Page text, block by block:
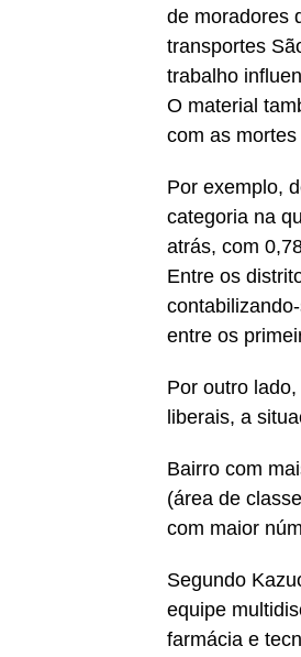
de moradores
transportes
trabalho
O material
com as
Por exemplo,
categoria na
atrás, com
Entre os
entre os
Por outro
liberais, a
Bairro com
(área de
com maior
Segundo
equipe
farmácia e